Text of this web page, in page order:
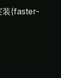
装(faster-